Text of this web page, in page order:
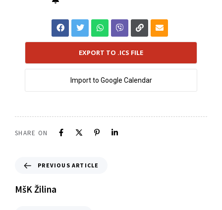
EXPORT TO .ICS FILE
Import to Google Calendar
SHARE ON
PREVIOUS ARTICLE
MšK Žilina